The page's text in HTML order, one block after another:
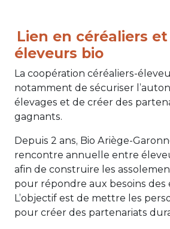
Lien en céréaliers et
éleveurs bio
La coopération céréaliers-
notamment de sécuriser
élevages et de créer des
gagnants.
Depuis 2 ans, Bio Ariège-
rencontre annuelle entre
afin de construire les
pour répondre aux besoins des
L’objectif est de mettre les
pour créer des partenariats